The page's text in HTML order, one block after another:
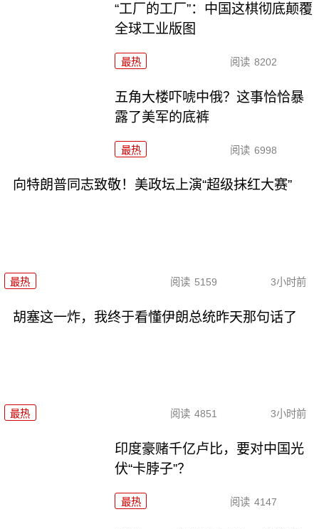
“工厂的工厂”：中国这棋彻底颠覆
全球工业版图
最热 阅读 8202
五角大楼吓唬中俄？这事恰恰暴
露了美军的底裤
最热 阅读 6998
向特朗普同志致敬！美政坛上演“超级抹红大赛”
最热 阅读 5159 3小时前
胡塞这一炸，我终于看懂伊朗总统昨天那句话了
最热 阅读 4851 3小时前
印度豪赌千亿卢比，要对中国光
伏“卡脖子”？
最热 阅读 4147